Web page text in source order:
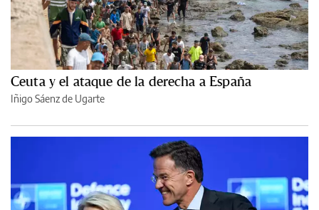
Ceuta y el ataque de la derecha a España
Iñigo Sáenz de Ugarte